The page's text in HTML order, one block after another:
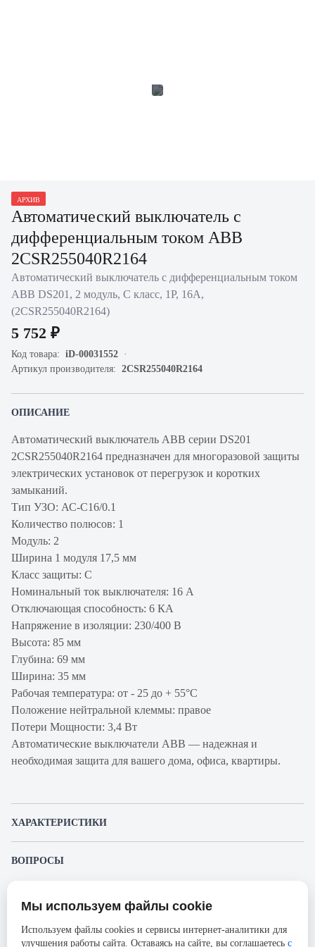
АРХИВ
Автоматический выключатель с
дифференциальным током ABB
2CSR255040R2164
Автоматический выключатель с дифференциальным током
ABB DS201, 2 модуль, C класс, 1P, 16А,
(2CSR255040R2164)
5 752 ₽
Код товара: iD-00031552
Артикул производителя: 2CSR255040R2164
ОПИСАНИЕ
Автоматический выключатель ABB серии DS201
2CSR255040R2164 предназначен для многоразовой защиты
электрических установок от перегрузок и коротких
замыканий.
Тип УЗО: АС-C16/0.1
Количество полюсов: 1
Модуль: 2
Ширина 1 модуля 17,5 мм
Класс защиты: С
Номинальный ток выключателя: 16 А
Отключающая способность: 6 КА
Напряжение в изоляции: 230/400 В
Высота: 85 мм
Глубина: 69 мм
Ширина: 35 мм
Рабочая температура: от - 25 до + 55°С
Положение нейтральной клеммы: правое
Потери Мощности: 3,4 Вт
Автоматические выключатели ABB — надежная и
необходимая защита для вашего дома, офиса, квартиры.
ХАРАКТЕРИСТИКИ
дифференциальным током
Производитель
ABB
ВОПРОСЫ
Представленные изображения и характеристики могут отличаться от реального
без предварительного уведомления. Компания АйДистрибьют не несёт
ответственности в случае не соответствия текущей модели товаров фотографиям,
Мы используем файлы cookie
Используем файлы cookies и сервисы интернет-аналитики для
улучшения работы сайта. Оставаясь на сайте, вы соглашаетесь с